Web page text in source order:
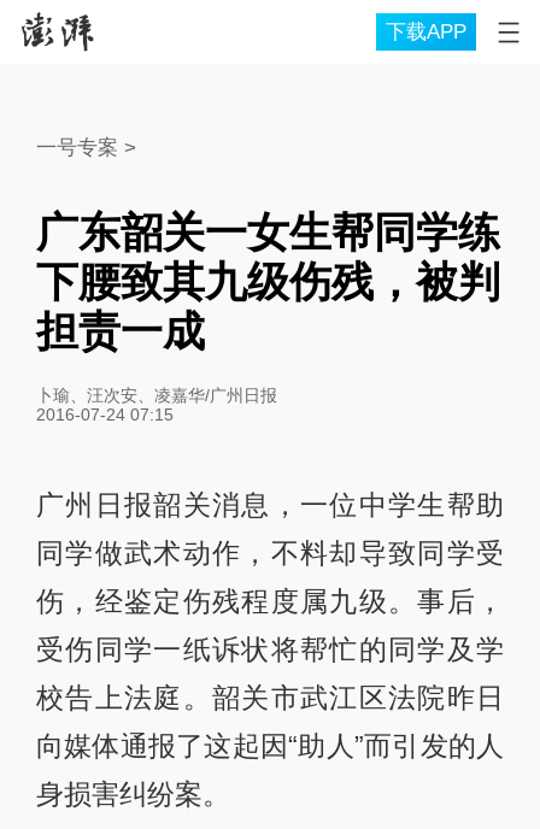
下载APP
一号专案 >
广东韶关一女生帮同学练
下腰致其九级伤残，被判
担责一成
卜瑜、汪次安、凌嘉华/广州日报
2016-07-24 07:15
广州日报韶关消息，一位中学生帮助
同学做武术动作，不料却导致同学受
伤，经鉴定伤残程度属九级。事后，
受伤同学一纸诉状将帮忙的同学及学
校告上法庭。韶关市武江区法院昨日
向媒体通报了这起因“助人”而引发的人
身损害纠纷案。